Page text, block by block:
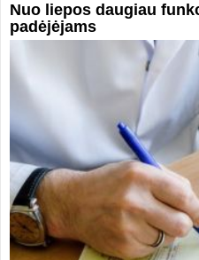
Nuo liepos daugiau
padėjėjams